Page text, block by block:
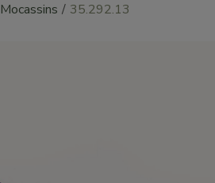
Mocassins 35.292.13